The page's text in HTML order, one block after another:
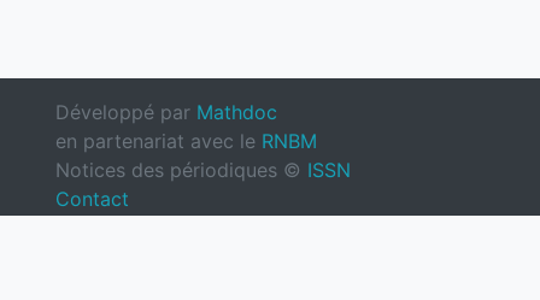
Développé par Mathdoc
en partenariat avec le RNBM
Notices des périodiques © ISSN
Contact